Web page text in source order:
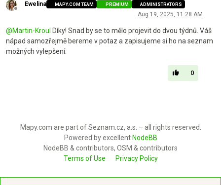
Ewelina MAPY.COM TEAM PREMIUM ADMINISTRATORS
Aug 19, 2025, 11:28 AM
@Martin-Kroul Díky! Snad by se to mělo projevit do dvou týdnů. Váš
nápad samozřejmě bereme v potaz a zapisujeme si ho na seznam
možných vylepšení.
0
Mapy.com are part of Seznam.cz, a.s. – all rights reserved.
Powered by excellent NodeBB
NodeBB & contributors, OSM & contributors
Terms of Use
Privacy Policy